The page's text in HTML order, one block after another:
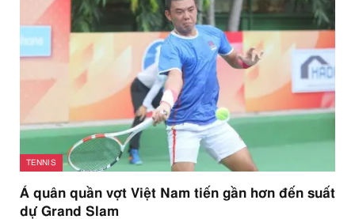
TENNIS
Á quân quần vợt Việt Nam tiến gần hơn đến suất
dự Grand Slam